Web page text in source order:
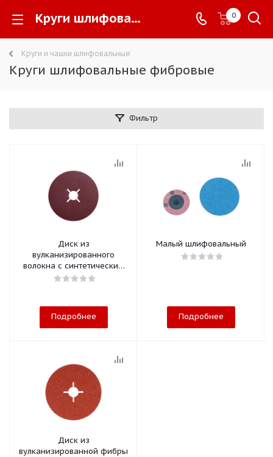
Круги шлифовальные фибровые - 0
Круги и чашки шлифовальные
Круги шлифовальные фибровые
Фильтр
Диск из
вулканизированного
волокна с синтетическим
корундом
Подробнее
Малый шлифовальный
Подробнее
Диск из
вулканизированной фибры